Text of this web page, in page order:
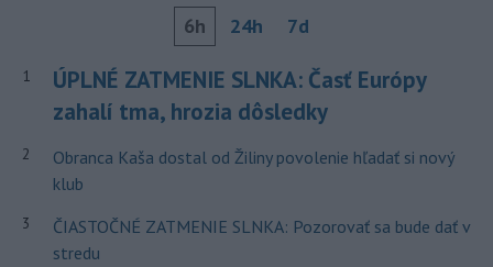
6h 24h 7d
1
ÚPLNÉ ZATMENIE SLNKA: Časť Európy
zahalí tma, hrozia dôsledky
2
Obranca Kaša dostal od Žiliny povolenie hľadať si nový
klub
3
ČIASTOČNÉ ZATMENIE SLNKA: Pozorovať sa bude dať v
stredu